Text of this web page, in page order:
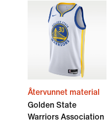
Återvunnet material
Golden State
Warriors Association